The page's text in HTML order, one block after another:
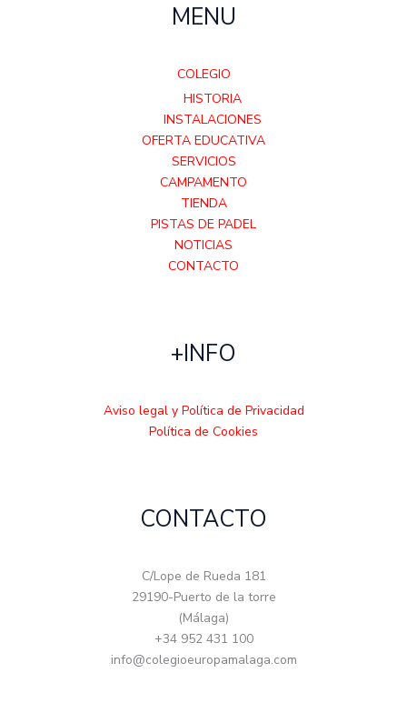
MENU
COLEGIO
HISTORIA
INSTALACIONES
OFERTA EDUCATIVA
SERVICIOS
CAMPAMENTO
TIENDA
PISTAS DE PADEL
NOTICIAS
CONTACTO
+INFO
Aviso legal y Política de Privacidad
Política de Cookies
CONTACTO
C/Lope de Rueda 181
29190-Puerto de la torre
(Málaga)
+34 952 431 100
info@colegioeuropamalaga.com